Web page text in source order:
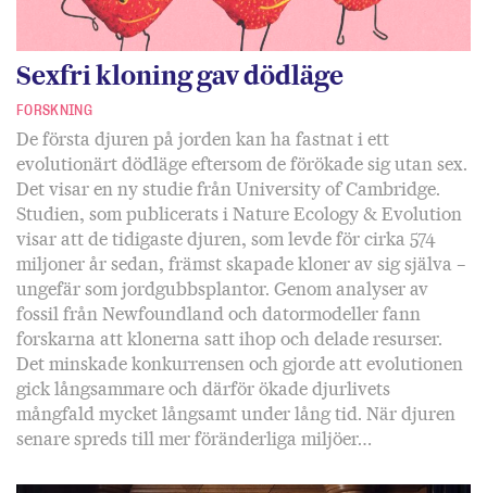
Sexfri kloning gav dödläge
FORSKNING
De första djuren på jorden kan ha fastnat i ett
evolutionärt dödläge eftersom de förökade sig utan sex.
Det visar en ny studie från University of Cambridge.
Studien, som publicerats i Nature Ecology & Evolution
visar att de tidigaste djuren, som levde för cirka 574
miljoner år sedan, främst skapade kloner av sig själva –
ungefär som jordgubbsplantor. Genom analyser av
fossil från Newfoundland och datormodeller fann
forskarna att klonerna satt ihop och delade resurser.
Det minskade konkurrensen och gjorde att evolutionen
gick långsammare och därför ökade djurlivets
mångfald mycket långsamt under lång tid. När djuren
senare spreds till mer föränderliga miljöer…